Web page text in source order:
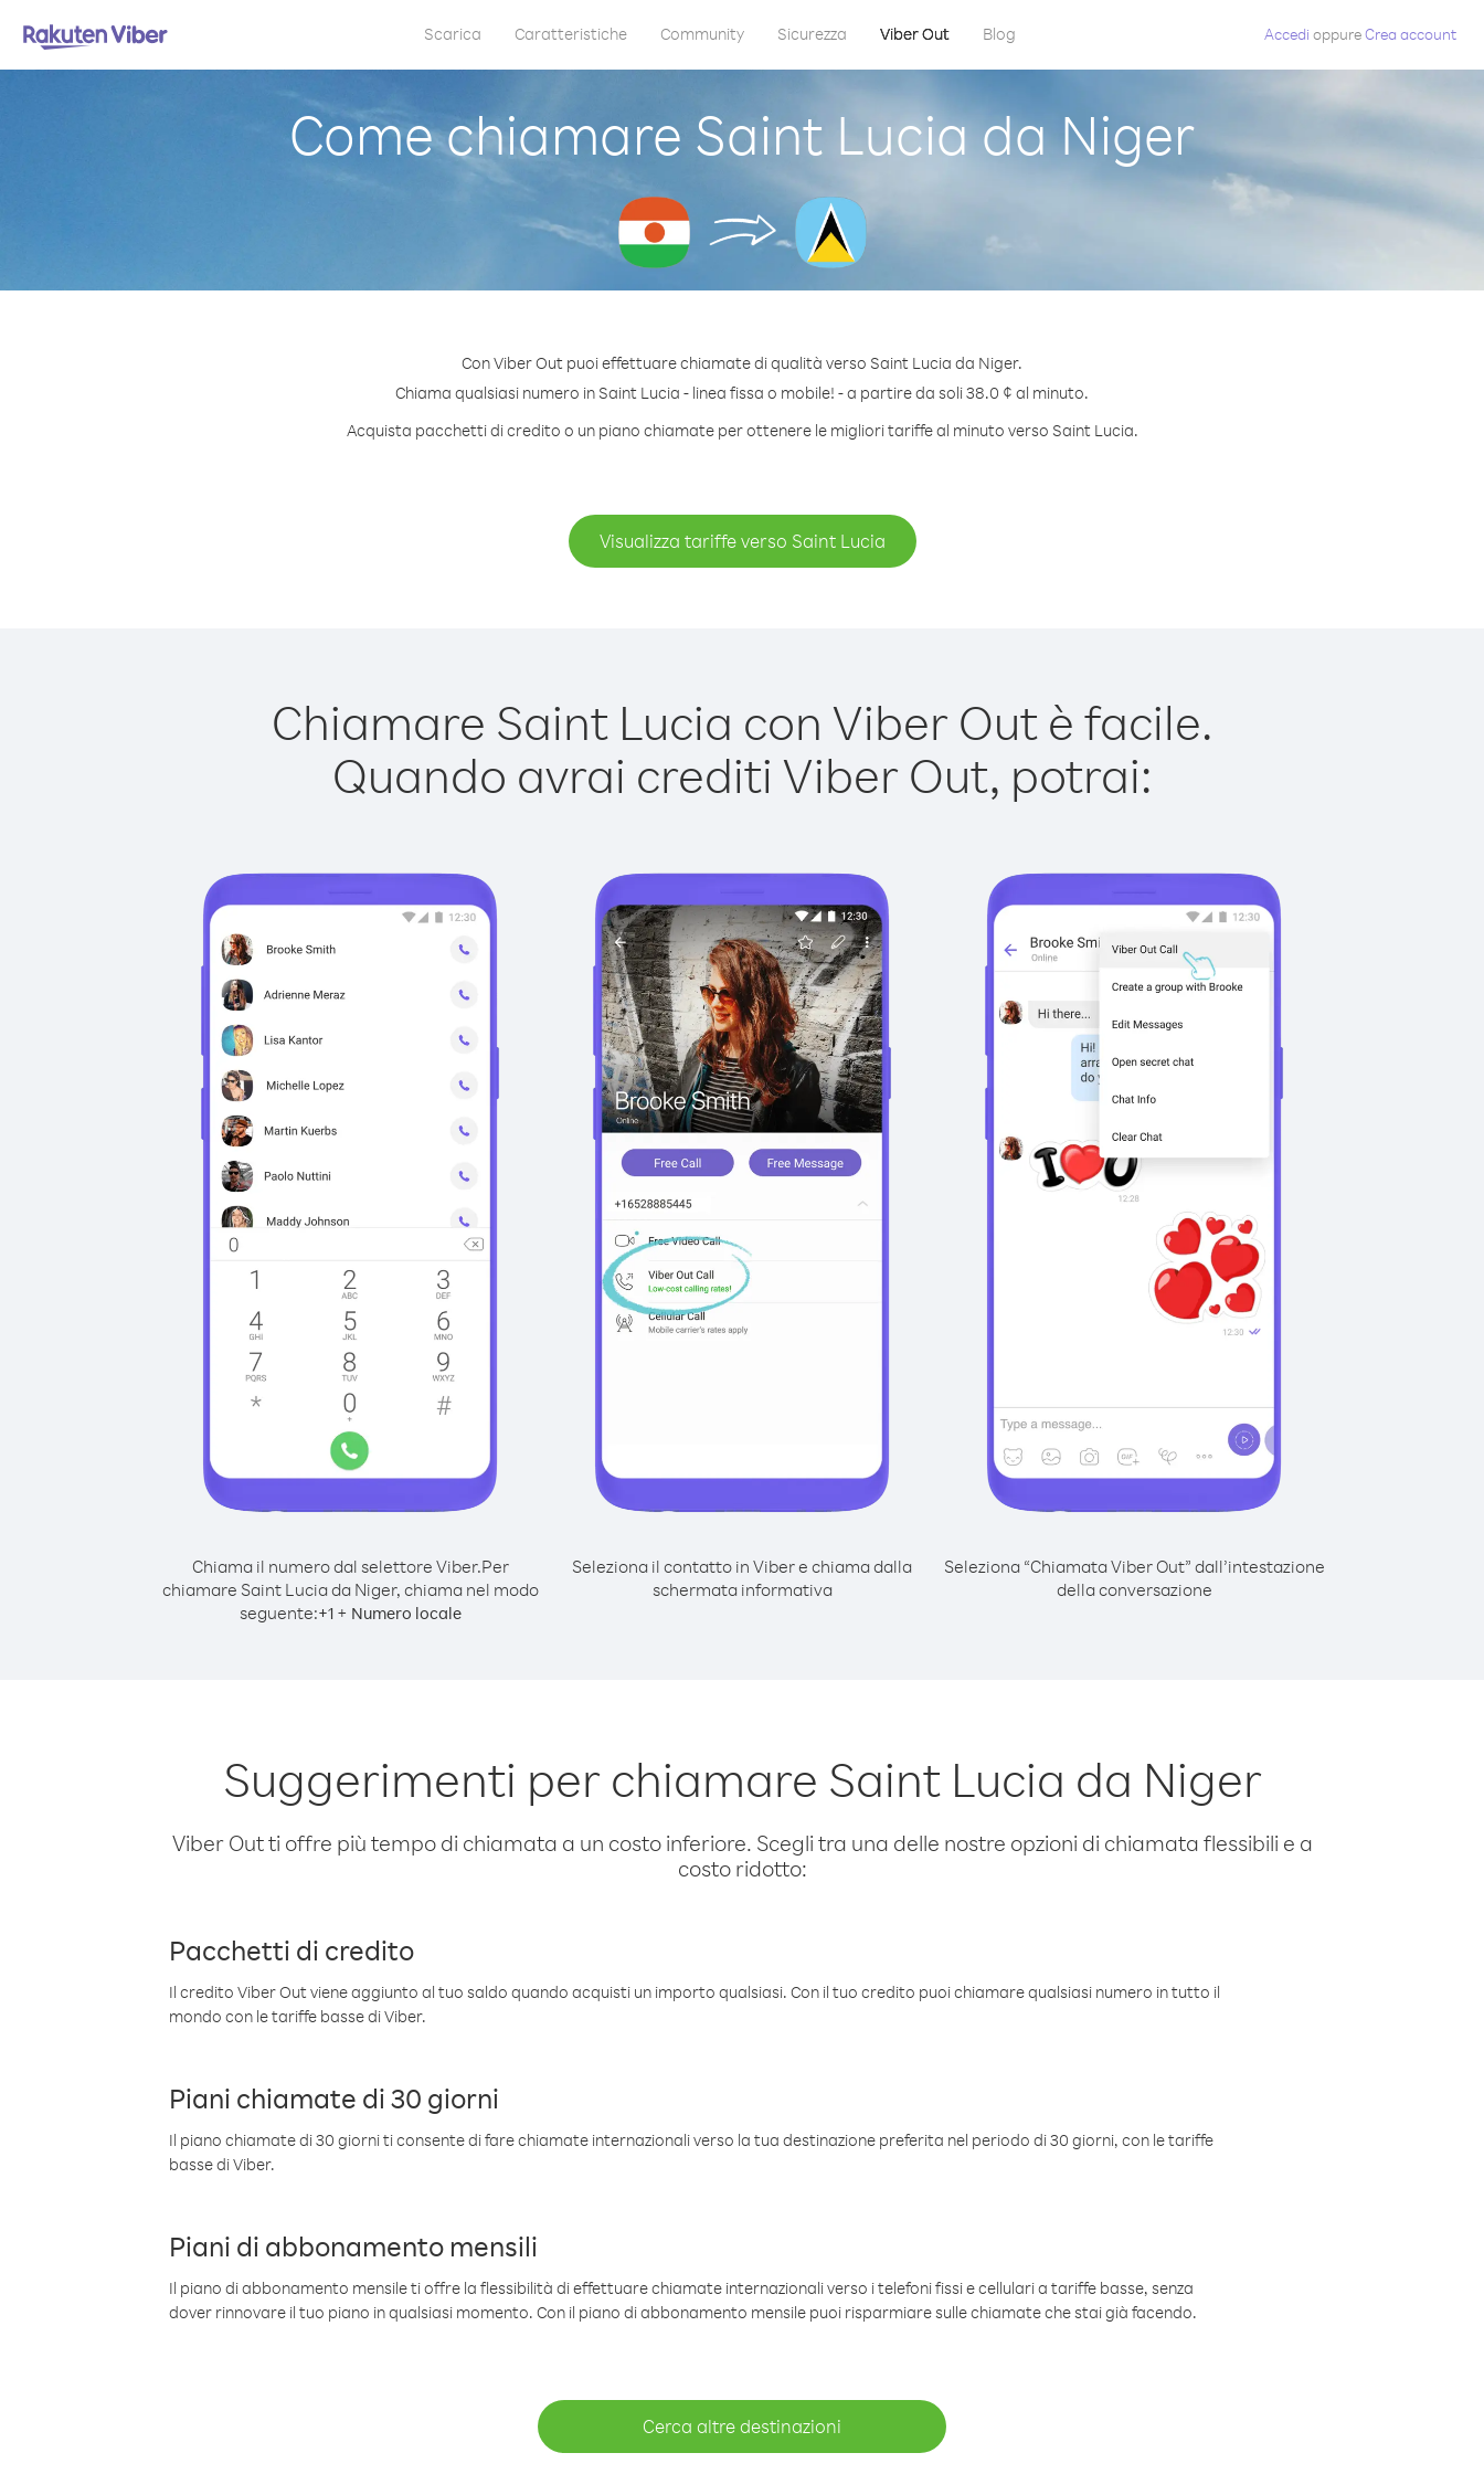
Scarica Caratteristiche Community Sicurezza Viber Out Blog Accedi oppureCrea account
Come chiamare Saint Lucia da Niger
Con Viber Out puoi effettuare chiamate di qualità verso Saint Lucia da Niger.
Chiama qualsiasi numero in Saint Lucia - linea fissa o mobile! - a partire da soli 38.0 ¢ al minuto.
Acquista pacchetti di credito o un piano chiamate per ottenere le migliori tariffe al minuto verso Saint Lucia.
Visualizza tariffe verso Saint Lucia
Chiamare Saint Lucia con Viber Out è facile.
Quando avrai crediti Viber Out, potrai:
Chiama il numero dal selettore Viber.Per
chiamare Saint Lucia da Niger, chiama nel modo
seguente:+1+ Numero locale
Seleziona il contatto in Viber e chiama dalla
schermata informativa
Seleziona “Chiamata Viber Out” dall’intestazione
della conversazione
Suggerimenti per chiamare Saint Lucia da Niger
Viber Out ti offre più tempo di chiamata a un costo inferiore. Scegli tra una delle nostre opzioni di chiamata flessibili e a
costo ridotto:
Pacchetti di credito
Il credito Viber Out viene aggiunto al tuo saldo quando acquisti un importo qualsiasi. Con il tuo credito puoi chiamare qualsiasi numero in tutto il
mondo con le tariffe basse di Viber.
Piani chiamate di 30 giorni
Il piano chiamate di 30 giorni ti consente di fare chiamate internazionali verso la tua destinazione preferita nel periodo di 30 giorni, con le tariffe
basse di Viber.
Piani di abbonamento mensili
Il piano di abbonamento mensile ti offre la flessibilità di effettuare chiamate internazionali verso i telefoni fissi e cellulari a tariffe basse, senza
dover rinnovare il tuo piano in qualsiasi momento. Con il piano di abbonamento mensile puoi risparmiare sulle chiamate che stai già facendo.
Cerca altre destinazioni